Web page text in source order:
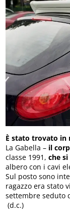
È stato trovato in
La Gabella – il
classe 1991,che
albero con i cavi
Sul posto sono
ragazzo era stato
settembre seduto
(d.c.)